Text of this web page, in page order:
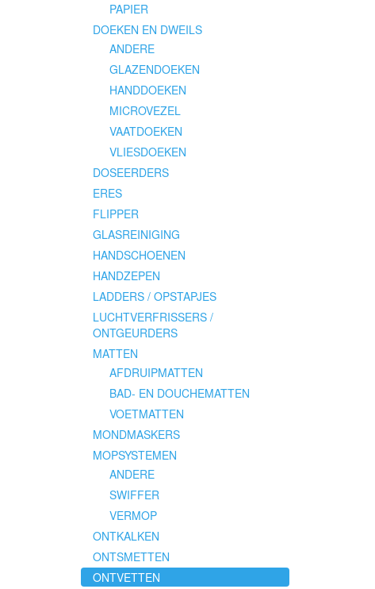
PAPIER
DOEKEN EN DWEILS
ANDERE
GLAZENDOEKEN
HANDDOEKEN
MICROVEZEL
VAATDOEKEN
VLIESDOEKEN
DOSEERDERS
ERES
FLIPPER
GLASREINIGING
HANDSCHOENEN
HANDZEPEN
LADDERS / OPSTAPJES
LUCHTVERFRISSERS /
ONTGEURDERS
MATTEN
AFDRUIPMATTEN
BAD- EN DOUCHEMATTEN
VOETMATTEN
MONDMASKERS
MOPSYSTEMEN
ANDERE
SWIFFER
VERMOP
ONTKALKEN
ONTSMETTEN
ONTVETTEN